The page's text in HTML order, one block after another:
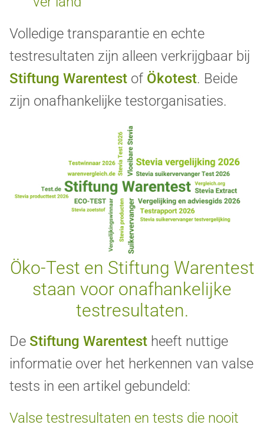
Volledige transparantie en echte
testresultaten zijn alleen verkrijgbaar bij
Stiftung Warentest of Ökotest. Beide
zijn onafhankelijke testorganisaties.
Öko-Test en Stiftung Warentest
staan voor onafhankelijke
testresultaten.
De Stiftung Warentest heeft nuttige
informatie over het herkennen van valse
tests in een artikel gebundeld:
Valse testresultaten en tests die nooit